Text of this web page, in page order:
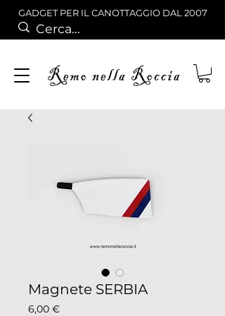
GADGET PER IL CANOTTAGGIO DAL 2007
Magnete SERBIA
6,00 €Prezzo